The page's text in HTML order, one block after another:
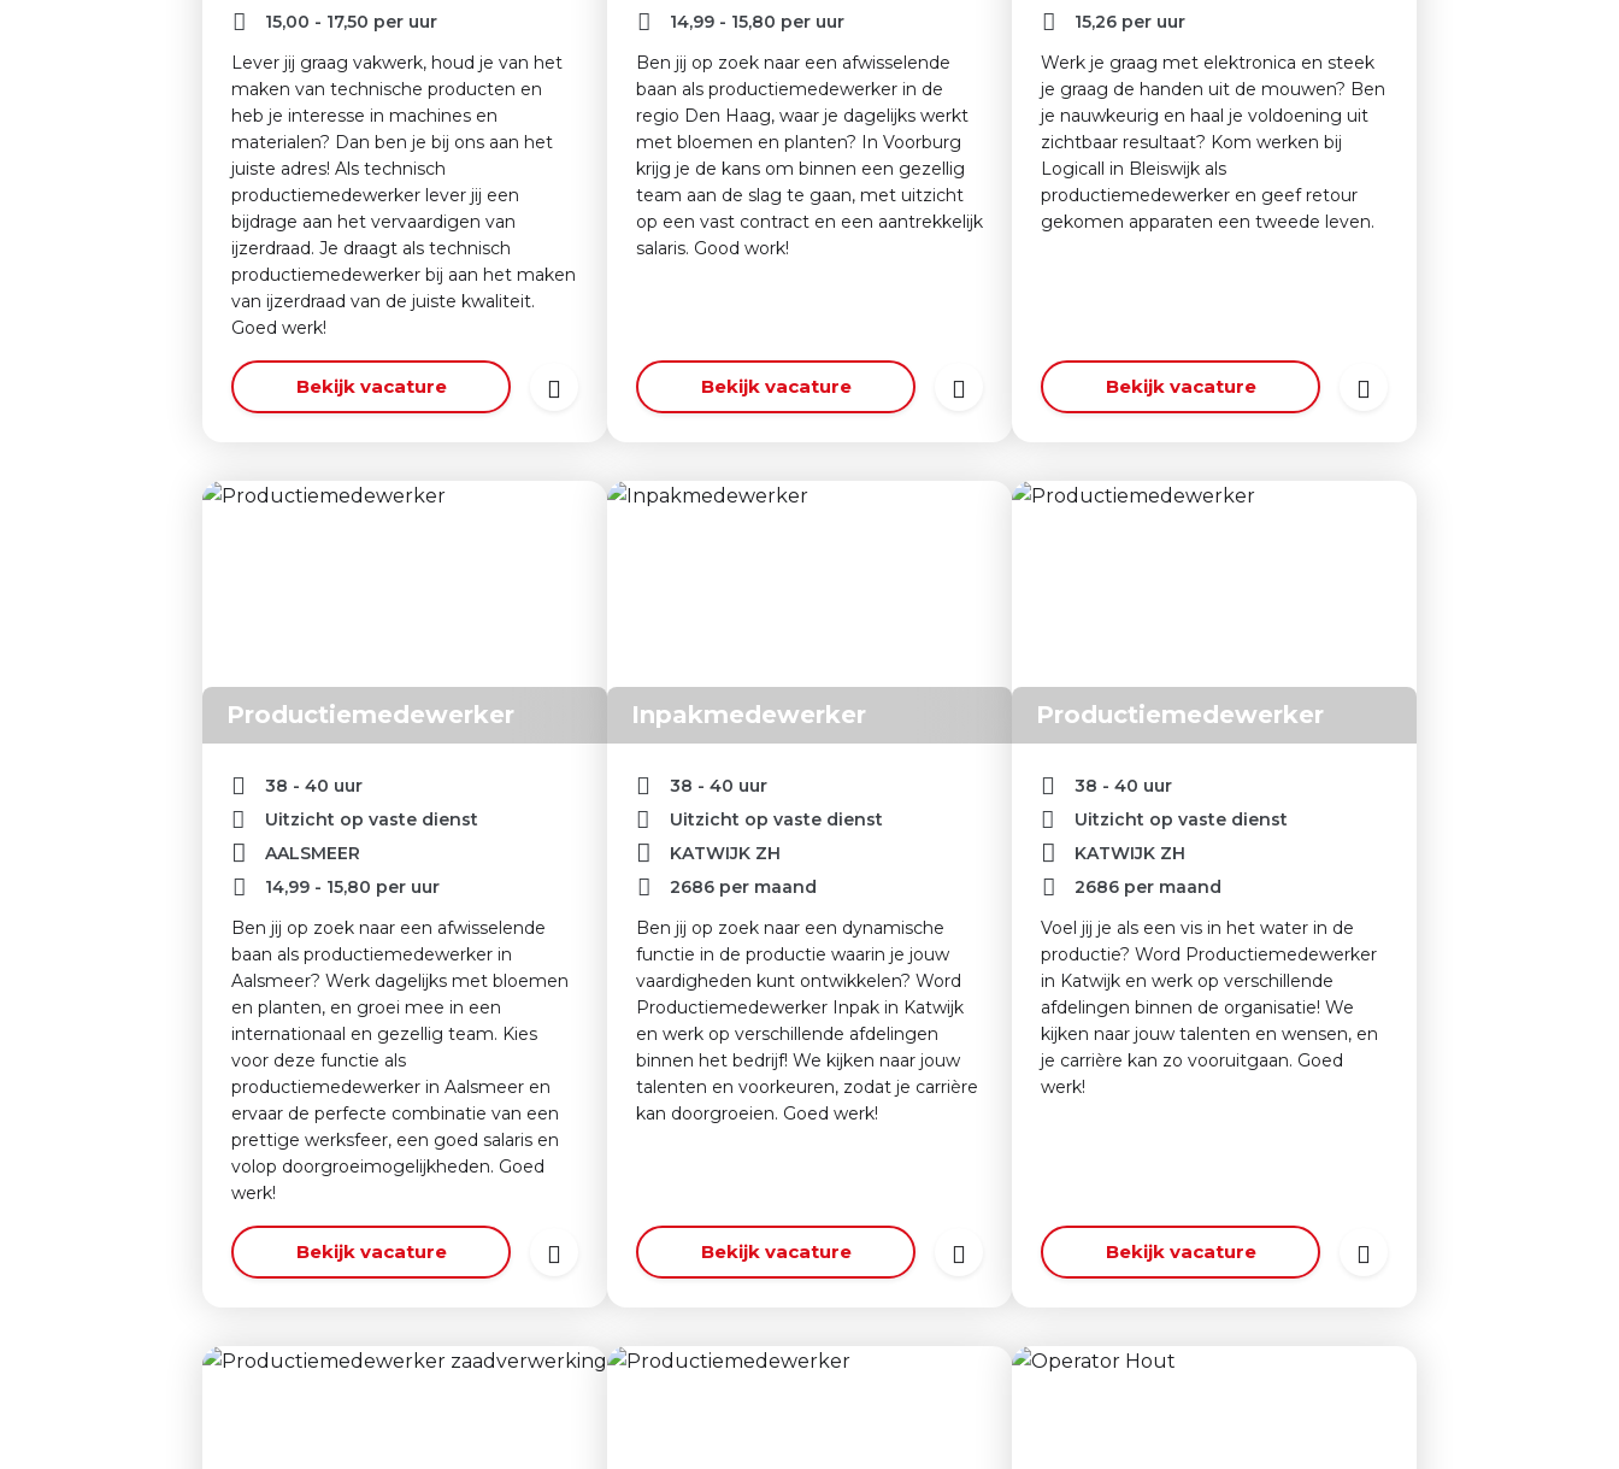
15,00 - 17,50 per uur
Lever jij graag vakwerk, houd je van het
maken van technische producten en
heb je interesse in machines en
materialen? Dan ben je bij ons aan het
juiste adres! Als technisch
productiemedewerker lever jij een
bijdrage aan het vervaardigen van
ijzerdraad. Je draagt als technisch
productiemedewerker bij aan het maken
van ijzerdraad van de juiste kwaliteit.
Goed werk!
Bekijk vacature
14,99 - 15,80 per uur
Ben jij op zoek naar een afwisselende
baan als productiemedewerker in de
regio Den Haag, waar je dagelijks werkt
met bloemen en planten? In Voorburg
krijg je de kans om binnen een gezellig
team aan de slag te gaan, met uitzicht
op een vast contract en een aantrekkelijk
salaris. Good work!
Bekijk vacature
15,26 per uur
Werk je graag met elektronica en steek
je graag de handen uit de mouwen? Ben
je nauwkeurig en haal je voldoening uit
zichtbaar resultaat? Kom werken bij
Logicall in Bleiswijk als
productiemedewerker en geef retour
gekomen apparaten een tweede leven.
Bekijk vacature
Productiemedewerker
38 - 40 uur
Uitzicht op vaste dienst
AALSMEER
14,99 - 15,80 per uur
Ben jij op zoek naar een afwisselende
baan als productiemedewerker in
Aalsmeer? Werk dagelijks met bloemen
en planten, en groei mee in een
internationaal en gezellig team. Kies
voor deze functie als
productiemedewerker in Aalsmeer en
ervaar de perfecte combinatie van een
prettige werksfeer, een goed salaris en
volop doorgroeimogelijkheden. Goed
werk!
Bekijk vacature
Inpakmedewerker
38 - 40 uur
Uitzicht op vaste dienst
KATWIJK ZH
2686 per maand
Ben jij op zoek naar een dynamische
functie in de productie waarin je jouw
vaardigheden kunt ontwikkelen? Word
Productiemedewerker Inpak in Katwijk
en werk op verschillende afdelingen
binnen het bedrijf! We kijken naar jouw
talenten en voorkeuren, zodat je carrière
kan doorgroeien. Goed werk!
Bekijk vacature
Productiemedewerker
38 - 40 uur
Uitzicht op vaste dienst
KATWIJK ZH
2686 per maand
Voel jij je als een vis in het water in de
productie? Word Productiemedewerker
in Katwijk en werk op verschillende
afdelingen binnen de organisatie! We
kijken naar jouw talenten en wensen, en
je carrière kan zo vooruitgaan. Goed
werk!
Bekijk vacature